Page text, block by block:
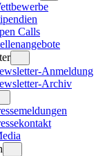
Calls
Anmeldung
Archiv